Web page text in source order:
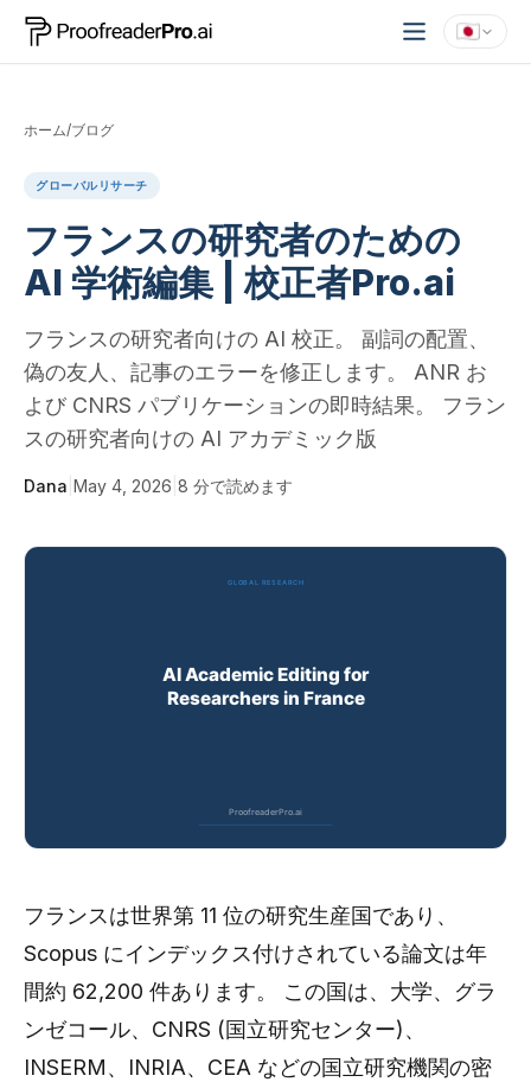
ホーム/ブログ
グローバルリサーチ
フランスの研究者のための
AI 学術編集 | 校正者Pro.ai
フランスの研究者向けの AI 校正。 副詞の配置、
偽の友人、記事のエラーを修正します。 ANR お
よび CNRS パブリケーションの即時結果。 フラン
スの研究者向けの AI アカデミック版
Dana May 4, 2026 8 分で読めます
フランスは世界第 11 位の研究生産国であり、
Scopus にインデックス付けされている論文は年
間約 62,200 件あります。 この国は、大学、グラ
ンゼコール、CNRS (国立研究センター)、
INSERM、INRIA、CEA などの国立研究機関の密